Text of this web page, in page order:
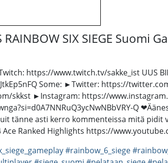
SIX SIEGE Suomi
https://www.twitch.tv/sakke_ist UUS
Some: ►Twitter: https://
skkst ►Instagram: https://
Q
tänne asti kerro kommenteissa mitä pidit
Ranked Highlights https://
#rainbow_6_siege